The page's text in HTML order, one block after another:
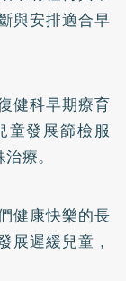
與安排適合早
健科早期療育
童發展篩檢服
療。
健康快樂的長
展遲緩兒童，